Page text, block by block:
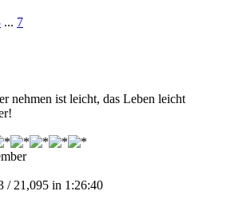
... 7
nehmen ist leicht, das Leben leicht
/ 21,095 in 1:26:40